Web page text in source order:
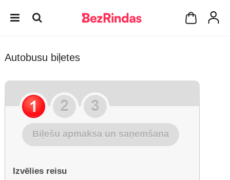
Autobusu biļetes
Biļešu apmaksa un saņemšana
Izvēlies reisu